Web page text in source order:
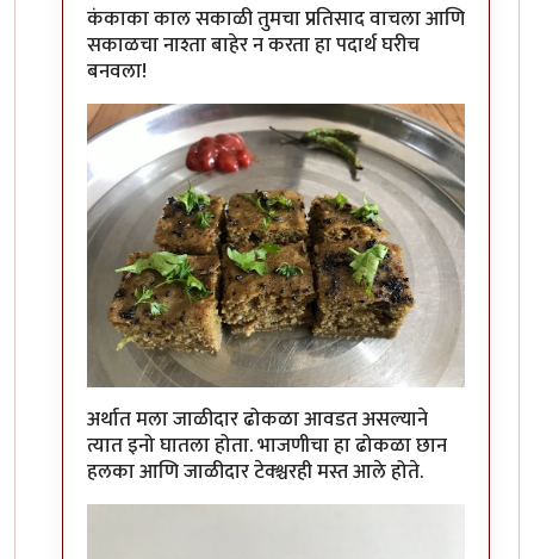
कंकाका काल सकाळी तुमचा प्रतिसाद वाचला आणि
सकाळचा नाश्ता बाहेर न करता हा पदार्थ घरीच
बनवला!
अर्थात मला जाळीदार ढोकळा आवडत असल्याने
त्यात इनो घातला होता. भाजणीचा हा ढोकळा छान
हलका आणि जाळीदार टेक्श्चरही मस्त आले होते.